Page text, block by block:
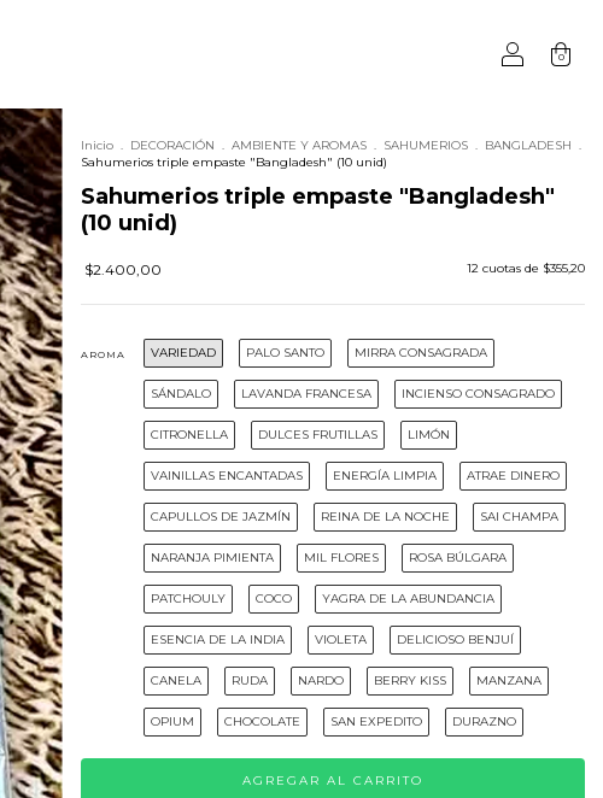
0
Inicio . DECORACIÓN . AMBIENTE Y AROMAS . SAHUMERIOS . BANGLADESH .
Sahumerios triple empaste "Bangladesh" (10 unid)
Sahumerios triple empaste "Bangladesh"
(10 unid)
$2.400,00 12 cuotas de $355,20
AROMA VARIEDAD PALO SANTO MIRRA CONSAGRADA
SÁNDALO LAVANDA FRANCESA INCIENSO CONSAGRADO
CITRONELLA DULCES FRUTILLAS LIMÓN
VAINILLAS ENCANTADAS ENERGÍA LIMPIA ATRAE DINERO
CAPULLOS DE JAZMÍN REINA DE LA NOCHE SAI CHAMPA
NARANJA PIMIENTA MIL FLORES ROSA BÚLGARA
PATCHOULY COCO YAGRA DE LA ABUNDANCIA
ESENCIA DE LA INDIA VIOLETA DELICIOSO BENJUÍ
CANELA RUDA NARDO BERRY KISS MANZANA
OPIUM CHOCOLATE SAN EXPEDITO DURAZNO